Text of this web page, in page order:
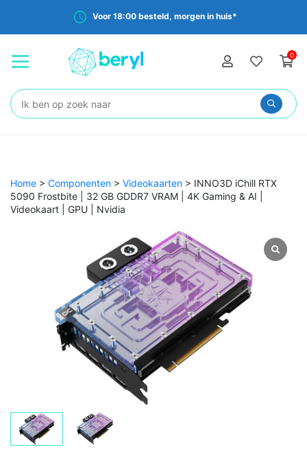
Voor 18:00 besteld, morgen in huis*
0
Zoeken:
Home > Componenten > Videokaarten > INNO3D iChill RTX
5090 Frostbite | 32 GB GDDR7 VRAM | 4K Gaming & AI |
Videokaart | GPU | Nvidia